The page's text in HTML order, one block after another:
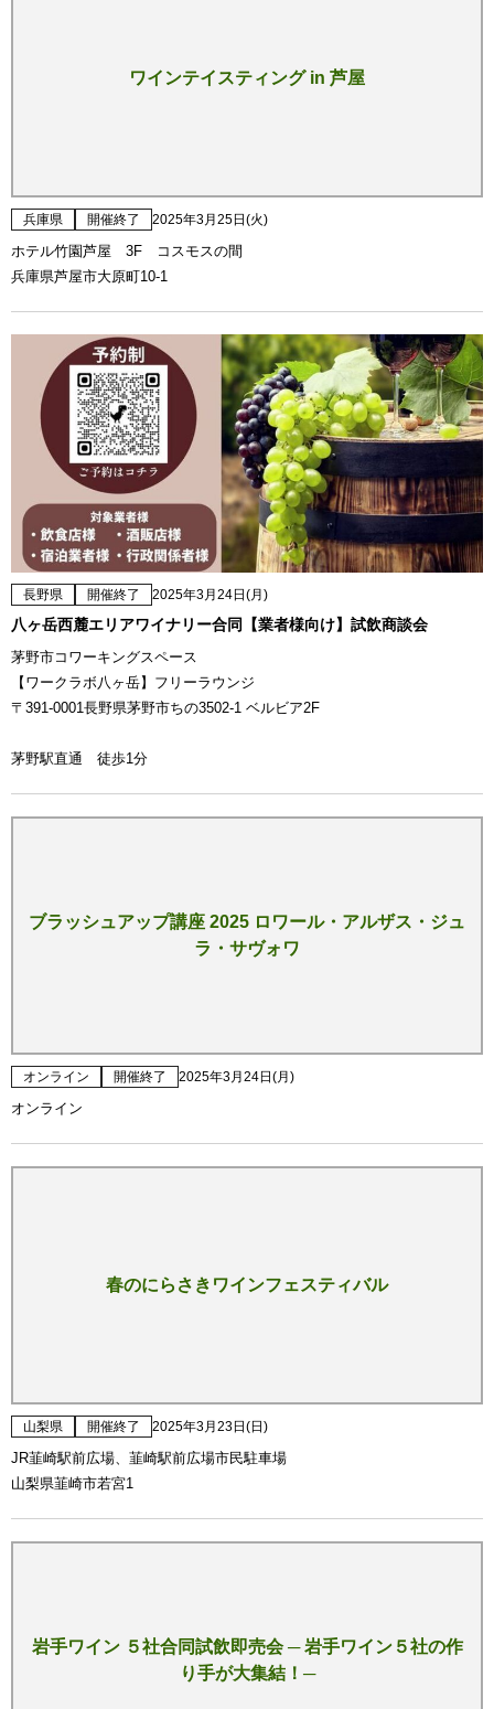
ワインテイスティング in 芦屋
兵庫県 開催終了 2025年3月25日(火)
ホテル竹園芦屋 3F コスモスの間
兵庫県芦屋市大原町10-1
長野県 開催終了 2025年3月24日(月)
八ヶ岳西麓エリアワイナリー合同【業者様向け】試飲商談会
茅野市コワーキングスペース
【ワークラボ八ヶ岳】フリーラウンジ
〒391-0001長野県茅野市ちの3502-1 ベルビア2F
茅野駅直通 徒歩1分
ブラッシュアップ講座 2025 ロワール・アルザス・ジュ
ラ・サヴォワ
オンライン 開催終了 2025年3月24日(月)
オンライン
春のにらさきワインフェスティバル
山梨県 開催終了 2025年3月23日(日)
JR韮崎駅前広場、韮崎駅前広場市民駐車場
山梨県韮崎市若宮1
岩手ワイン ５社合同試飲即売会 ─ 岩手ワイン５社の作
り手が大集結！─